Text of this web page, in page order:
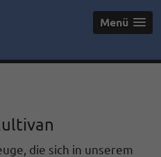
Menü
die sich in unserem